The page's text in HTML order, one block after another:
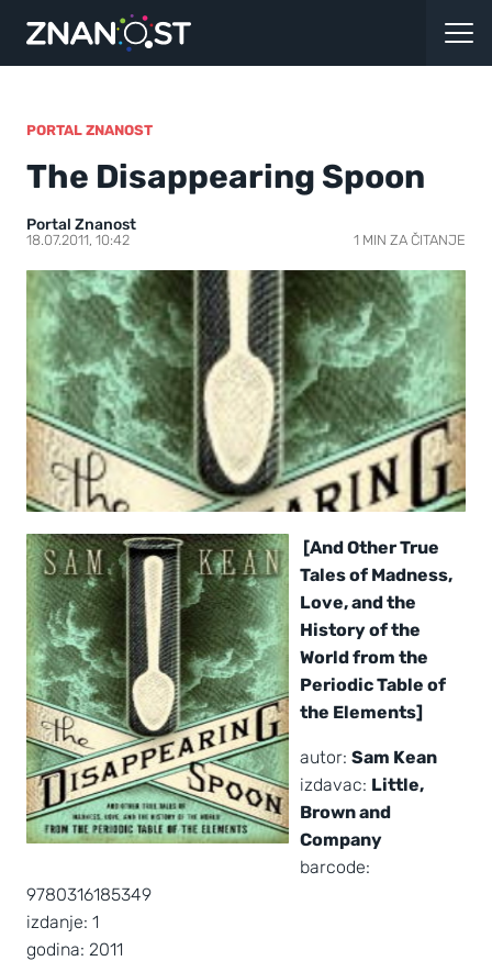
PORTAL ZNANOST
The Disappearing Spoon
Portal Znanost
18.07.2011, 10:42 1 MIN ZA ČITANJE
[And Other True
Tales of Madness,
Love, and the
History of the
World from the
Periodic Table of
the Elements]
autor: Sam Kean
izdavac: Little,
Brown and
Company
barcode:
9780316185349
izdanje: 1
godina: 2011